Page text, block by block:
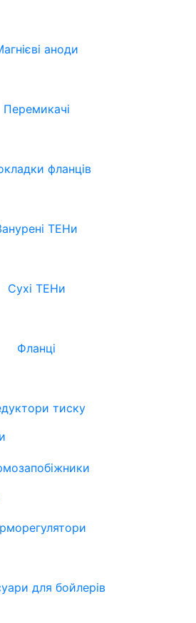
аноди
Перемикачі
фланців
ТЕНи
Сухі ТЕНи
Фланці
тиску
для бойлерів